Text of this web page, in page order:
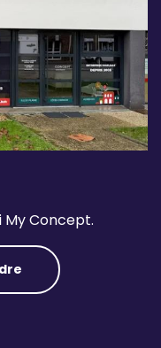
Concept.